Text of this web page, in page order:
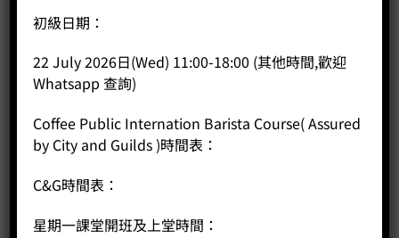
Gaggia Velasca Preatige
Price: HK$ 10,820.00
-
初級日期：
22 July 2026日(Wed) 11:00-18:00 (其他時間,歡迎
Whatsapp 查詢)
Coffee Public Internation Barista Course( Assured
by City and Guilds )時間表：
C&G時間表：
星期一課堂開班及上堂時間：